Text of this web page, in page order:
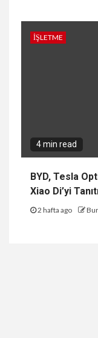
İŞLETME
4 min read
BYD, Tesla
Xiao Di’yi
2 hafta ago